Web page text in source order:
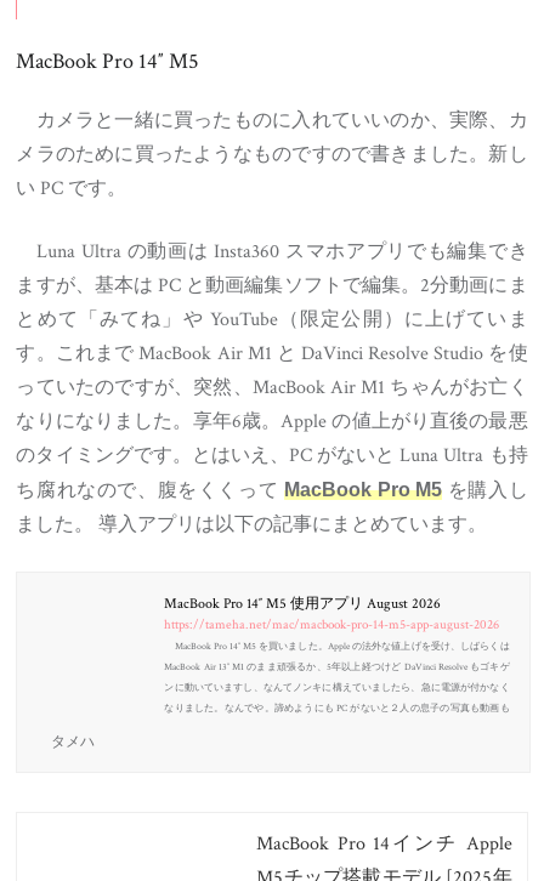
MacBook Pro 14″ M5
カメラと一緒に買ったものに入れていいのか、実際、カ
メラのために買ったようなものですので書きました。新し
い PC です。
Luna Ultra の動画は Insta360 スマホアプリでも編集でき
ますが、基本は PC と動画編集ソフトで編集。2分動画にま
とめて「みてね」や YouTube（限定公開）に上げていま
す。これまで MacBook Air M1 と DaVinci Resolve Studio を使
っていたのですが、突然、MacBook Air M1 ちゃんがお亡く
なりになりました。享年6歳。Apple の値上がり直後の最悪
のタイミングです。とはいえ、PC がないと Luna Ultra も持
ち腐れなので、腹をくくって MacBook Pro M5 を購入し
ました。 導入アプリは以下の記事にまとめています。
MacBook Pro 14″ M5 使用アプリ August 2026
https://tameha.net/mac/macbook-pro-14-m5-app-august-2026
MacBook Pro 14″ M5 を買いました。Apple の法外な値上げを受け、しばらくは
MacBook Air 13″ M1 のまま頑張るか、5年以上経つけど DaVinci Resolve もゴキゲ
ンに動いていますし、なんてノンキに構えていましたら、急に電源が付かなく
なりました。なんでや。諦めようにも PC がないと２人の息子の写真も動画も
タメハ
MacBook Pro 14インチ Apple